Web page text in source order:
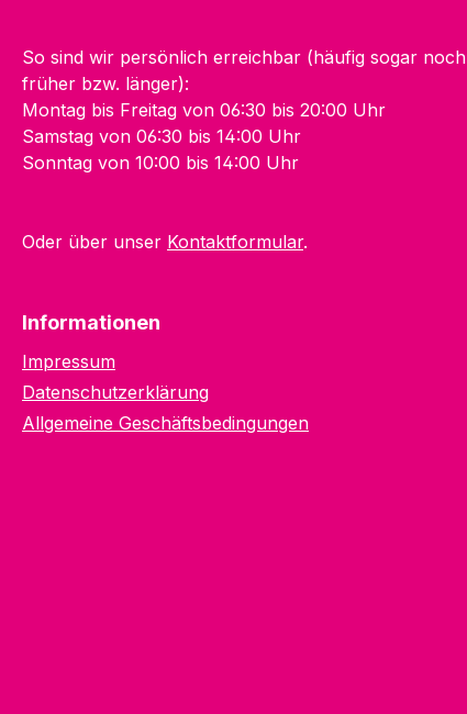
So sind wir persönlich erreichbar (häufig sogar noch
früher bzw. länger):
Montag bis Freitag von 06:30 bis 20:00 Uhr
Samstag von 06:30 bis 14:00 Uhr
Sonntag von 10:00 bis 14:00 Uhr
Oder über unser Kontaktformular.
Informationen
Impressum
Datenschutzerklärung
Allgemeine Geschäftsbedingungen